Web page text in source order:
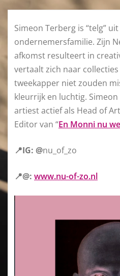
Simeon Terberg is “telg”
ondernemersfamilie. Zijn
afkomst resulteert in
vertaalt zich naar
tweekapper niet zouden
kleurrijk en luchtig.
artiest actief als Head of
Editor van “En Monni nu
📍IG: @nu_of_zo
📍@: www.nu-of-zo.nl